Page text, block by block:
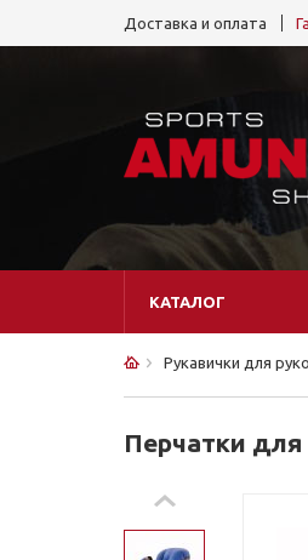
Доставка и оплата
КАТАЛОГ
Рукавички для
Перчатки